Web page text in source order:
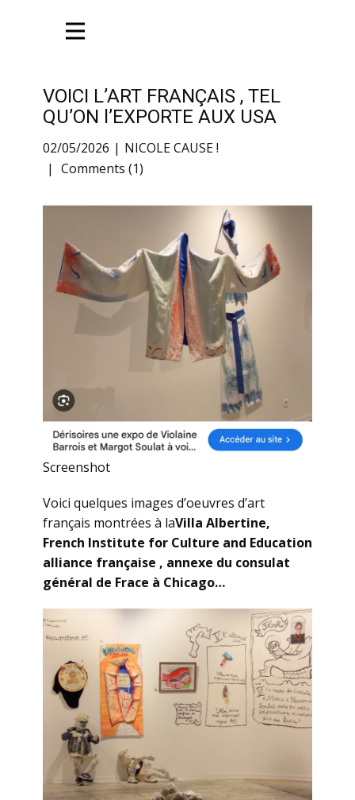
VOICI L’ART FRANÇAIS , TEL
QU’ON l’EXPORTE AUX USA
02/05/2026
NICOLE CAUSE !
Comments (1)
Screenshot
Voici quelques images d’oeuvres d’art
français montrées à laVilla Albertine,
French Institute for Culture and Education
alliance française , annexe du consulat
général de Frace à Chicago…